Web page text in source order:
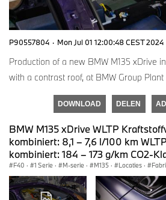
P90557804 · Mon Jul 01 12:00:48 CEST 2024
Production of a new BMW M135 xDrive
with a contrast roof, at BMW Group
DOWNLOAD DELEN
BMW M135 xDrive WLTP
kombiniert: 8,1 – 7,6 l/100 km
kombiniert: 184 – 173 g/km CO2-
F40 · 1 Serie · M-serie · M135 · Locaties ·